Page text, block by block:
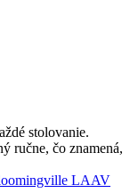
stolovanie.
ručne, čo znamená,